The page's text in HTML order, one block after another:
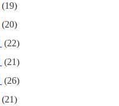
(19)
(20)
(22)
(21)
(26)
(21)